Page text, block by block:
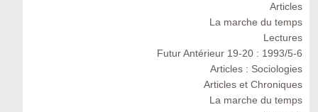
Articles
La marche du temps
Lectures
Futur Antérieur 19-20 : 1993/5-6
Articles : Sociologies
Articles et Chroniques
La marche du temps